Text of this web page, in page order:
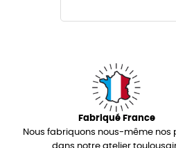
Fabriqué France
Nous fabriquons nous-même nos